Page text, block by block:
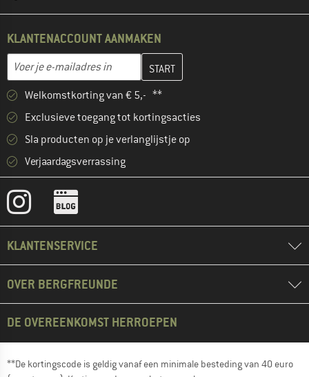
KLANTENACCOUNT AANMAKEN
E-mailadres
Vul je e-mailadres hier in en maak in de volgende stap je
Welkomstkorting van € 5,- **
Exclusieve toegang tot kortingsacties
Sla producten op je verlanglijstje op
Verjaardagsverrassing
KLANTENSERVICE
OVER BERGFREUNDE
DE OVEREENKOMST HERROEPEN
**De kortingscode is geldig vanaf een minimale besteding van 40 euro